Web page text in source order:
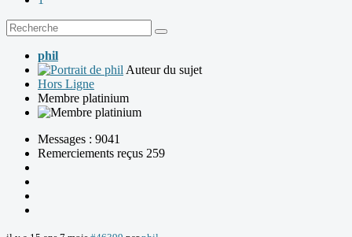
phil
Auteur du sujet
Hors Ligne
Membre platinium
Messages : 9041
Remerciements reçus 259